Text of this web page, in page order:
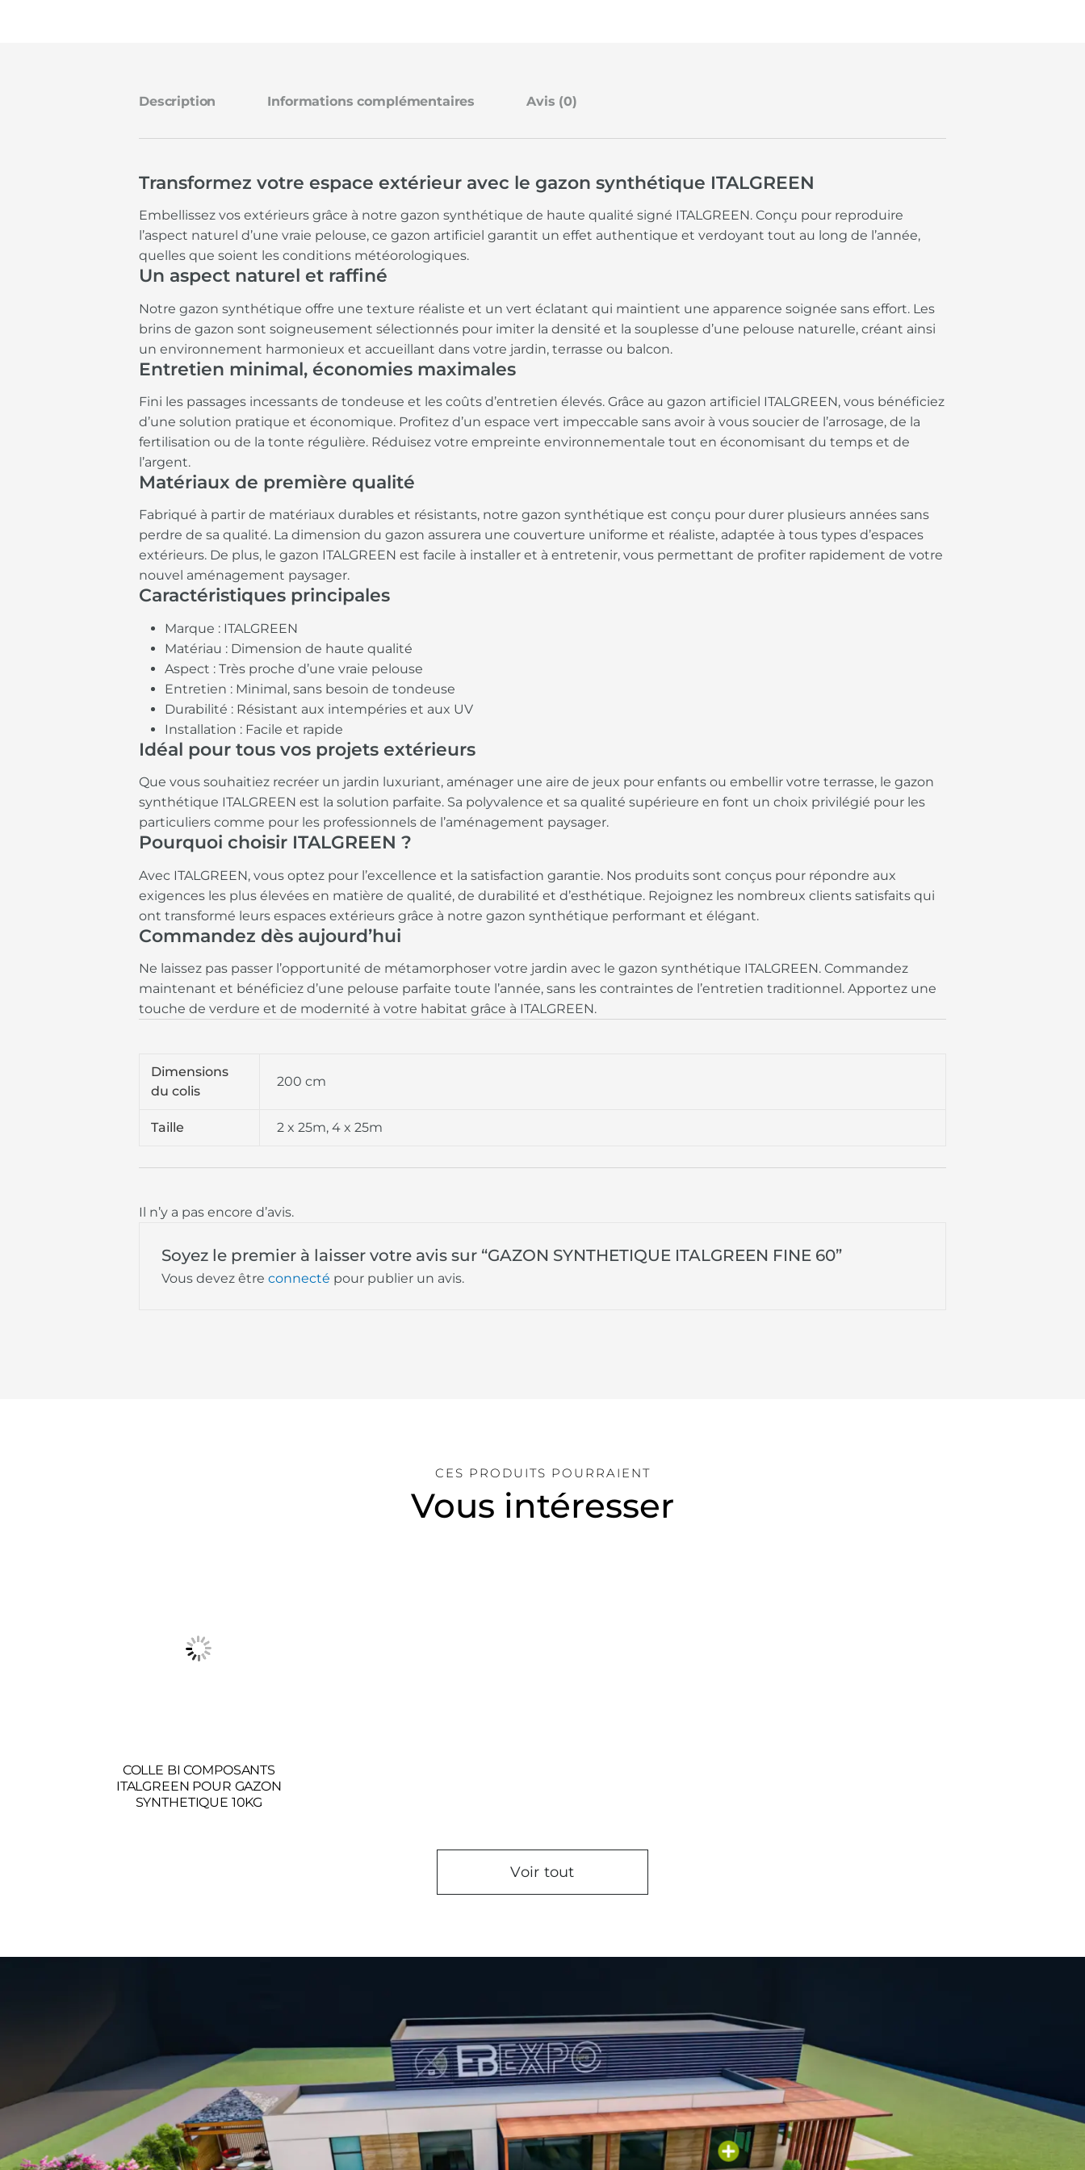
Description Informations complémentaires Avis (0)
Transformez votre espace extérieur avec le gazon synthétique ITALGREEN
Embellissez vos extérieurs grâce à notre gazon synthétique de haute qualité signé ITALGREEN. Conçu pour reproduire
l’aspect naturel d’une vraie pelouse, ce gazon artificiel garantit un effet authentique et verdoyant tout au long de l’année,
quelles que soient les conditions météorologiques.
Un aspect naturel et raffiné
Notre gazon synthétique offre une texture réaliste et un vert éclatant qui maintient une apparence soignée sans effort. Les
brins de gazon sont soigneusement sélectionnés pour imiter la densité et la souplesse d’une pelouse naturelle, créant ainsi
un environnement harmonieux et accueillant dans votre jardin, terrasse ou balcon.
Entretien minimal, économies maximales
Fini les passages incessants de tondeuse et les coûts d’entretien élevés. Grâce au gazon artificiel ITALGREEN, vous bénéficiez
d’une solution pratique et économique. Profitez d’un espace vert impeccable sans avoir à vous soucier de l’arrosage, de la
fertilisation ou de la tonte régulière. Réduisez votre empreinte environnementale tout en économisant du temps et de
l’argent.
Matériaux de première qualité
Fabriqué à partir de matériaux durables et résistants, notre gazon synthétique est conçu pour durer plusieurs années sans
perdre de sa qualité. La dimension du gazon assurera une couverture uniforme et réaliste, adaptée à tous types d’espaces
extérieurs. De plus, le gazon ITALGREEN est facile à installer et à entretenir, vous permettant de profiter rapidement de votre
nouvel aménagement paysager.
Caractéristiques principales
Marque : ITALGREEN
Matériau : Dimension de haute qualité
Aspect : Très proche d’une vraie pelouse
Entretien : Minimal, sans besoin de tondeuse
Durabilité : Résistant aux intempéries et aux UV
Installation : Facile et rapide
Idéal pour tous vos projets extérieurs
Que vous souhaitiez recréer un jardin luxuriant, aménager une aire de jeux pour enfants ou embellir votre terrasse, le gazon
synthétique ITALGREEN est la solution parfaite. Sa polyvalence et sa qualité supérieure en font un choix privilégié pour les
particuliers comme pour les professionnels de l’aménagement paysager.
Pourquoi choisir ITALGREEN ?
Avec ITALGREEN, vous optez pour l’excellence et la satisfaction garantie. Nos produits sont conçus pour répondre aux
exigences les plus élevées en matière de qualité, de durabilité et d’esthétique. Rejoignez les nombreux clients satisfaits qui
ont transformé leurs espaces extérieurs grâce à notre gazon synthétique performant et élégant.
Commandez dès aujourd’hui
Ne laissez pas passer l’opportunité de métamorphoser votre jardin avec le gazon synthétique ITALGREEN. Commandez
maintenant et bénéficiez d’une pelouse parfaite toute l’année, sans les contraintes de l’entretien traditionnel. Apportez une
touche de verdure et de modernité à votre habitat grâce à ITALGREEN.
Dimensions
du colis
200 cm
Taille 2 x 25m, 4 x 25m
Il n’y a pas encore d’avis.
Soyez le premier à laisser votre avis sur “GAZON SYNTHETIQUE ITALGREEN FINE 60”
Vous devez être connecté pour publier un avis.
CES PRODUITS POURRAIENT
Vous intéresser
COLLE BI COMPOSANTS
ITALGREEN POUR GAZON
SYNTHETIQUE 10KG
Voir tout